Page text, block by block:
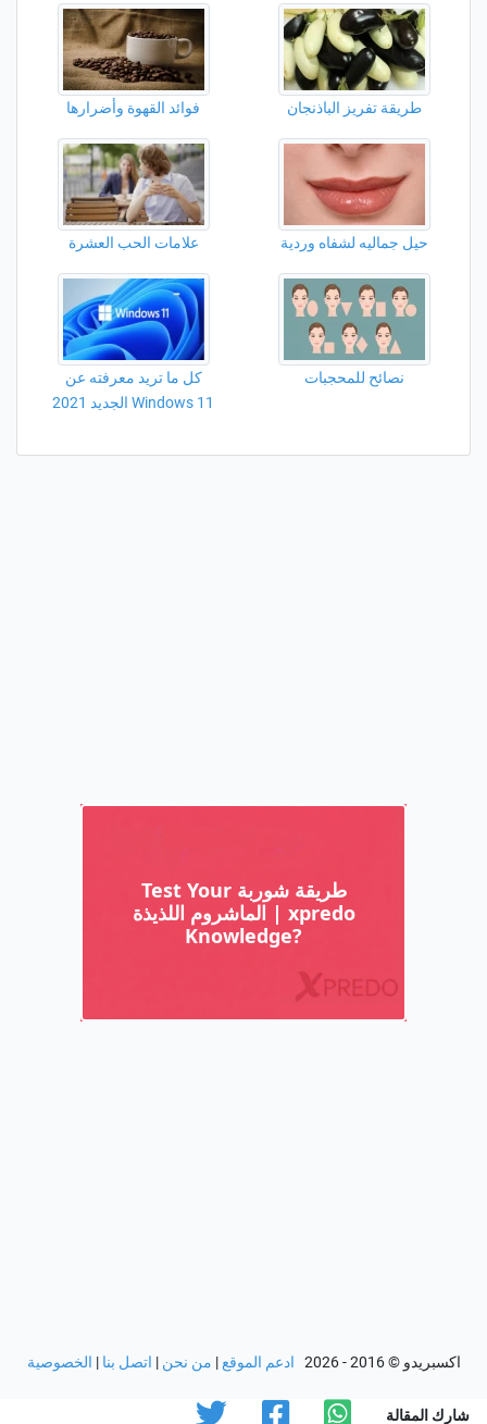
طريقة تفريز الباذنجان فوائد القهوة وأضرارها
حيل جماليه لشفاه وردية علامات الحب العشرة
نصائح للمحجبات
كل ما تريد معرفته عن
Windows 11 الجديد 2021
شارك المقالة
اكسبريدو © 2016 - 2026 ادعم الموقع| من نحن | اتصل بنا | الخصوصية